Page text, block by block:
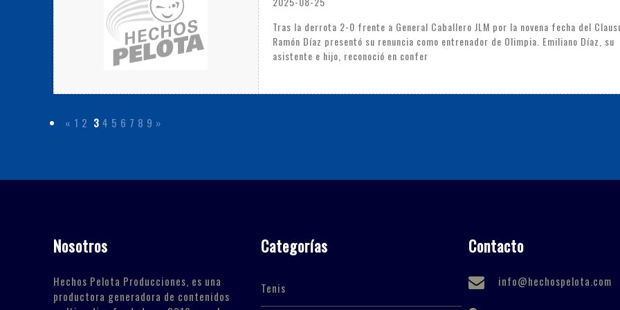
Tras la derrota 2-0 frente a General Caballero JLM por la novena fecha del
Ramón Díaz presentó su renuncia como entrenador de Olimpia. Emiliano Díaz, su
asistente e hijo, reconoció en confer
« 1 2 3 4 5 6 7 8 9 »
Nosotros
Hechos Pelota Producciones, es una
productora generadora de contenidos
Categorías
Tenis
Contacto
info@hechospelota.com